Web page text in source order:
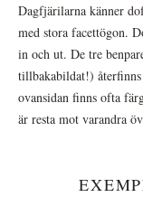
Dagfjärilarna känner
med stora facettögon.
in och ut. De tre
tillbakabildat!) återfinns
ovansidan finns ofta
är resta mot varandra